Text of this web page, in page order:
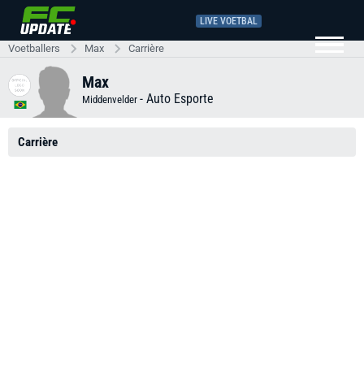
LIVE VOETBAL
Voetballers Max Carrière
Max
Middenvelder - Auto Esporte
Carrière